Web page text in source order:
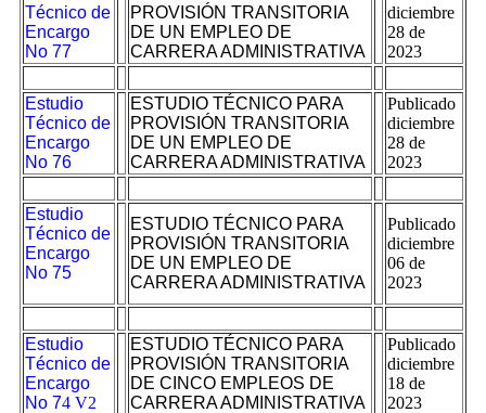
Técnico de
Encargo
No 77
PROVISIÓN TRANSITORIA
DE UN EMPLEO DE
CARRERA ADMINISTRATIVA
diciembre
28 de
2023
Estudio
Técnico de
Encargo
No 76
ESTUDIO TÉCNICO PARA
PROVISIÓN TRANSITORIA
DE UN EMPLEO DE
CARRERA ADMINISTRATIVA
Publicado
diciembre
28 de
2023
Estudio
Técnico de
Encargo
No 75
ESTUDIO TÉCNICO PARA
PROVISIÓN TRANSITORIA
DE UN EMPLEO DE
CARRERA ADMINISTRATIVA
Publicado
diciembre
06 de
2023
Estudio
Técnico de
Encargo
No 74 V2
ESTUDIO TÉCNICO PARA
PROVISIÓN TRANSITORIA
DE CINCO EMPLEOS DE
CARRERA ADMINISTRATIVA
Publicado
diciembre
18 de
2023